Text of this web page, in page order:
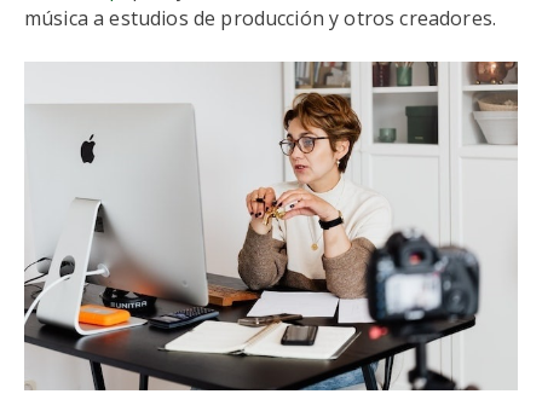
música a estudios de producción y otros creadores.